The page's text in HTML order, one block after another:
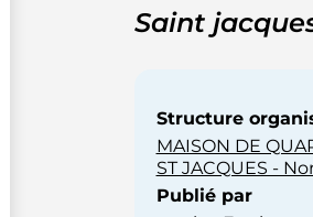
Saint
Structure
MAISON DE
ST JACQUES -
Publié par